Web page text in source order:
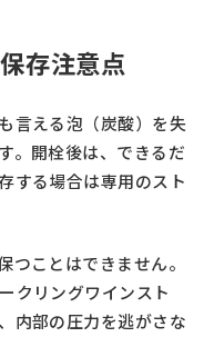
存注意点
言える泡（炭酸）を失
。開栓後は、できるだ
する場合は専用のスト
つことはできません。
クリングワインスト
内部の圧力を逃がさな